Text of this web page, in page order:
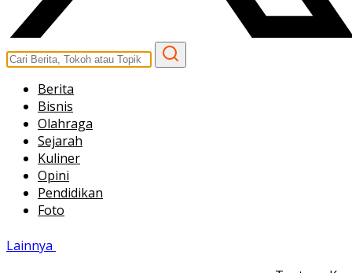
Berita
Bisnis
Olahraga
Sejarah
Kuliner
Opini
Pendidikan
Foto
Lainnya